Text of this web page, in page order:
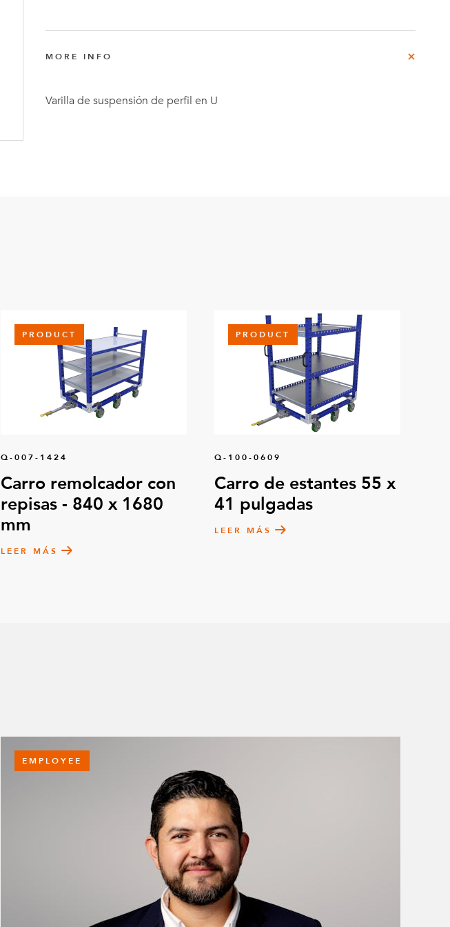
Fogelberg
Nombrado
Ejecutivo
MORE INFO
Varilla de suspensión de perfil en U
PRODUCT
Q-007-1424
Carro remolcador con
repisas - 840 x 1680
mm
LEER MÁS
PRODUCT
Q-100-0609
Carro de estantes 55 x
41 pulgadas
LEER MÁS
EMPLOYEE